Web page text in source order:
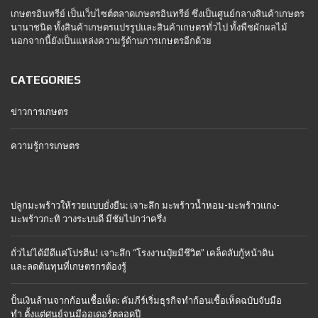
เกษตรอินทรีย์ เป็นเว็บไซต์ตลาดเกษตรอินทรีย์ ซึ่งเป็นศูนย์กลางสินค้าเกษตร
นานาชนิด ทั้งสินค้าเกษตรแปรรูปและสินค้าเกษตรทั่วไป ทั้งพืชผักผลไม้
นอกจากนี้ยังเป็นแหล่งความรู้ด้านการเกษตรอีกด้วย
CATEGORIES
ข่าวการเกษตร
ความรู้การเกษตร
ปลูกมะพร้าวให้รวยแบบยั่งยืน: เจาะลึก มะพร้าวน้ำหอม-มะพร้าวแกง-
มะพร้าวกะทิ วางระบบดี มีชัยไปกว่าครึ่ง
ถั่วไม่ได้มีดีแค่โปรตีน! เจาะลึก “โรงงานปุ๋ยมีชีวิต” เคล็ดลับกู้หน้าดิน
และลดต้นทุนที่เกษตรกรต้องรู้
ปั้นเงินล้านจากก้อนเชื้อเห็ด: คัมภีร์เริ่มธุรกิจทำก้อนเชื้อเห็ดฉบับจับมือ
ทำ ตั้งแต่ศูนย์จนมีออเดอร์ตลอดปี